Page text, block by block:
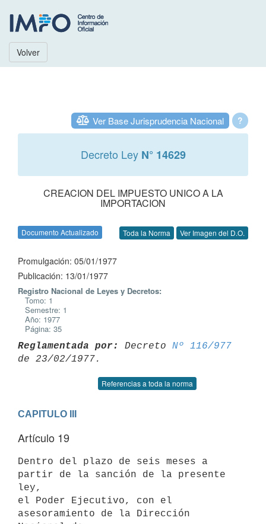
Volver
?
Ver Base Jurisprudencia Nacional
Decreto Ley N° 14629
CREACION DEL IMPUESTO UNICO A LA
IMPORTACION
Documento Actualizado Toda la Norma Ver Imagen del D.O.
Promulgación: 05/01/1977
Publicación: 13/01/1977
Registro Nacional de Leyes y Decretos:
Tomo: 1
Semestre: 1
Año: 1977
Página: 35
Reglamentada por: Decreto Nº 116/977
Referencias a toda la norma
CAPITULO III
Artículo 19
Dentro del plazo de seis meses a
partir de la sanción de la presente
ley,
el Poder Ejecutivo, con el
asesoramiento de la Dirección